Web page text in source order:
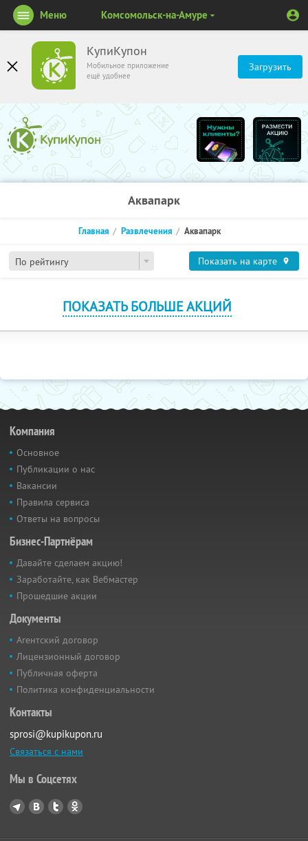
КупиКупон
Мобильное приложение
ещё удобнее
Загрузить
Меню Комсомольск-на-Амуре
Аквапарк
По рейтингу
Главная Развлечения Аквапарк
Показать на карте
ПОКАЗАТЬ БОЛЬШЕ АКЦИЙ
Компания
Основное
Публикации о нас
Вакансии
Правила сервиса
Ответы на вопросы
Бизнес-Партнёрам
Давайте сделаем акцию!
Заработайте, как Вебмастер
Прошедшие акции
Документы
Агентский договор
Лицензионный договор
Публичная оферта
Политика конфиденциальности
Контакты
sprosi@kupikupon.ru
Связаться с нами
Мы в Соцсетях